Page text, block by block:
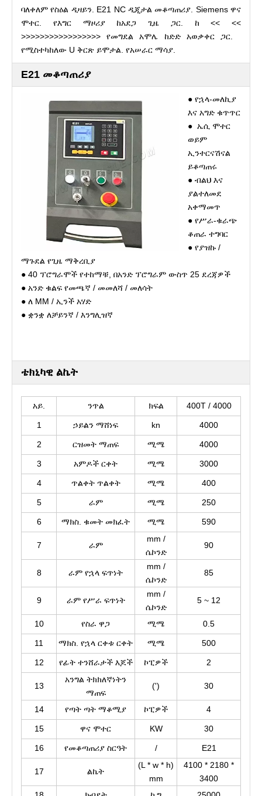
ባለቀለም የስዕል ዲዛይን. E21 NC ዲጂታል መቆጣጠሪያ. Siemens ዋና
ሞተር. የእግር ማዞሪያ ከአደጋ ጊዜ ጋር. ከ << <<
>>>>>>>>>>>>>>>>> የመግደል አሞሌ ከድድ አወቃቀር ጋር.
የሚስተካከለው U ቅርጽ ይሞታል. የአሠራር ማሳያ.
E21 መቆጣጠሪያ
● የኋላ-መለኪያ
እና አግድ ቁጥጥር
● ኤሲ ሞተር
ወይም
ኢንተርናሽናል
ይቆጣጠሩ
● ብልህ እና
ያልተለመደ
አቀማመጥ
● የሥራ-ቁራጭ
ቆጠራ ተግባር
● የያዝኩ /
ማጉደል የጊዜ ማቅረቢያ
● 40 ፕሮግራሞች የተከማቹ, በአንድ ፕሮግራም ውስጥ 25 ደረጃዎች
● አንድ ቁልፍ የመጫኛ / መመለሻ / መለሳት
● ለ MM / ኢንች አሃድ
● ቋንቋ ለቻይንኛ / እንግሊዝኛ
ቴክኒካዊ ልኬት
አይ. ንጥል ክፍል 400T / 4000
1 ኃይልን ማሸነፍ kn 4000
2 ርዝመት ማጠፍ ሚሜ 4000
3 አምዶች ርቀት ሚሜ 3000
4 ጥልቀት ጥልቀት ሚሜ 400
5 ራም ሚሜ 250
6 ማክስ. ቁመት መክፈት ሚሜ 590
7 ራም
mm /
ሴኮንድ
90
8 ራም የኋላ ፍጥነት
mm /
ሴኮንድ
85
9 ራም የሥራ ፍጥነት
mm /
ሴኮንድ
5 ~ 12
10 የስራ ዋጋ ሚሜ 0.5
11 ማክስ. የኋላ ርቀቱ ርቀት ሚሜ 500
12 የፊት ተንሸራታች እጆች ኮፒዎች 2
13
አንግል ትክክለኛነትን
ማጠፍ
(') 30
14 የጣት ጣት ማቆሚያ ኮፒዎች 4
15 ዋና ሞተር KW 30
16 የመቆጣጠሪያ ስርዓት / E21
17 ልኬት
(L * w * h)
mm
4100 * 2180 *
3400